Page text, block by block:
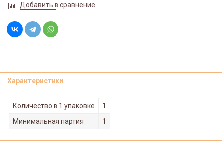
Добавить в сравнение
Характеристики
Количество в 1 упаковке
1
Минимальная партия
1